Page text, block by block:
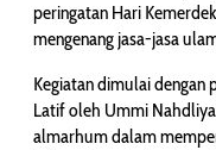
peringatan Hari
mengenang jasa-jasa
Kegiatan dimulai dengan
Latif oleh Ummi
almarhum dalam